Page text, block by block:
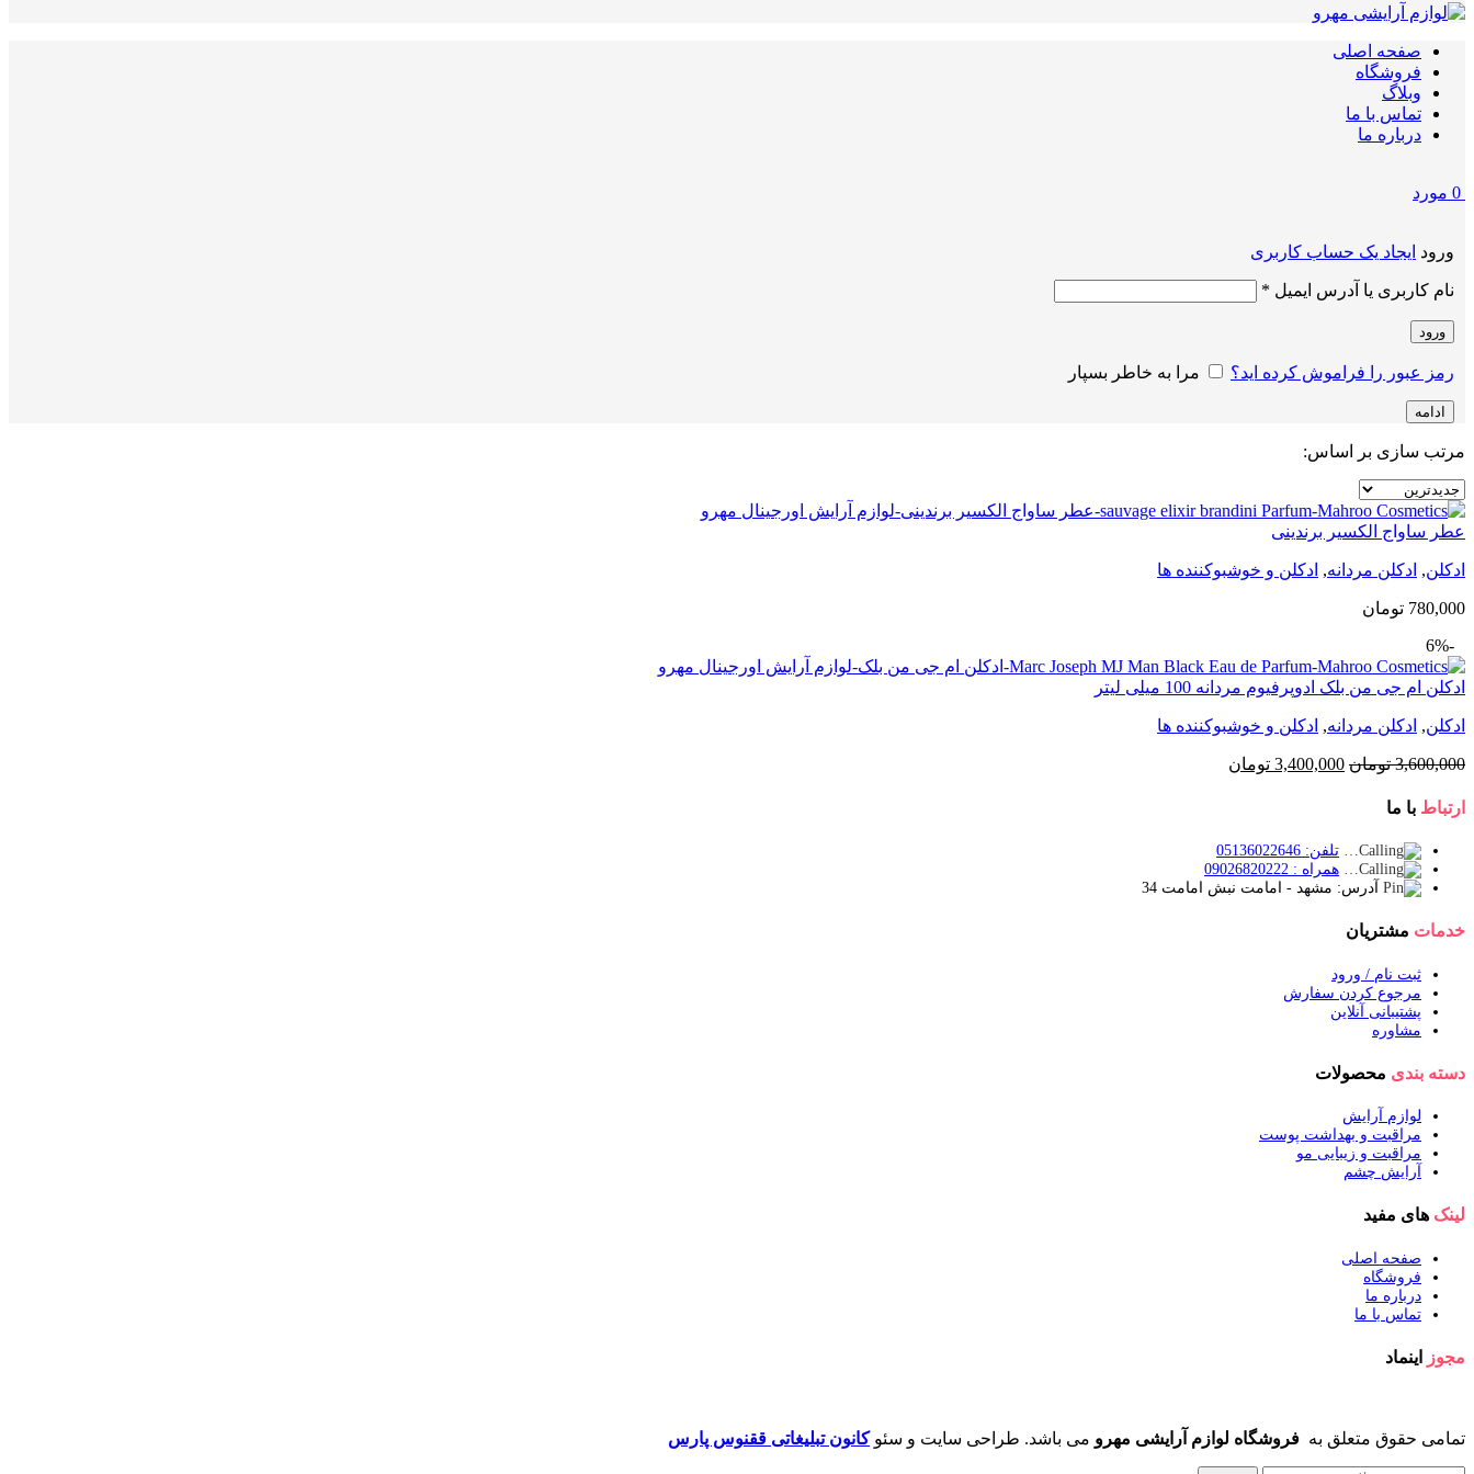
صفحه اصلی
فروشگاه
وبلاگ
تماس با ما
درباره ما
0 مورد
ورود ایجاد یک حساب کاربری
نام کاربری یا آدرس ایمیل *
ورود
رمز عبور را فراموش کرده اید؟ مرا به خاطر بسپار
ادامه
مرتب سازی بر اساس:
عطر ساواج الکسیر برندینی
ادکلن, ادکلن مردانه, ادکلن و خوشبوکننده ها
780,000 تومان
-6%
ادكلن ام جی من بلک ادوپرفیوم مردانه 100 میلی لیتر
ادکلن, ادکلن مردانه, ادکلن و خوشبوکننده ها
3,600,000 تومان قیمت
3,400,000 تومان
ارتباط با ما
تلفن: 05136022646
همراه : 09026820222
آدرس: مشهد - امامت نبش امامت 34
خدمات مشتریان
ثبت نام / ورود
مرجوع کردن سفارش
پشتیبانی آنلاین
مشاوره
دسته بندی محصولات
لوازم آرایش
مراقبت و بهداشت پوست
مراقبت و زیبایی مو
آرایش چشم
لینک های مفید
صفحه اصلی
فروشگاه
درباره ما
تماس با ما
مجوز اینماد
تمامی حقوق متعلق به فروشگاه لوازم آرایشی مهرو می باشد. طراحی سایت و سئوکانون تبلیغاتی ققنوس پارس